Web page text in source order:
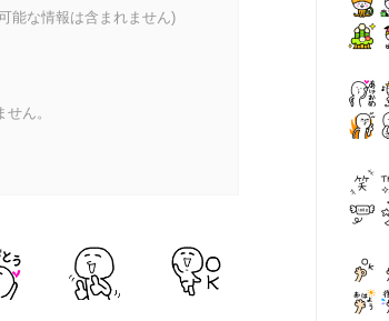
能な情報は含まれません)
ん。